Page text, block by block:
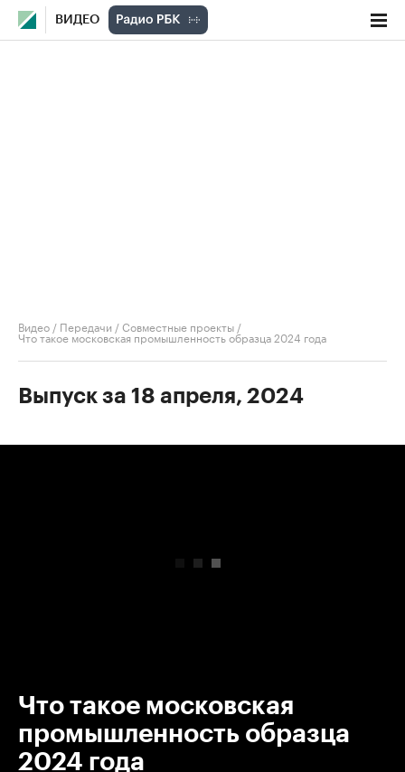
ВИДЕО
Видео / Передачи /Совместные проекты /
Что такое московская промышленность образца 2024 года
Выпуск за 18 апреля, 2024
Что такое московская
промышленность образца
2024 года